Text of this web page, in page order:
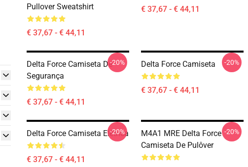
Pullover Sweatshirt
€ 37,67 - € 44,11
€ 37,67 - € 44,11
Delta Force Camiseta De
Segurança
€ 37,67 - € 44,11
-20% Delta Force Camiseta
€ 37,67 - € 44,11
-20%
Delta Force Camiseta Elétrica
€ 37,67 - € 44,11
-20%
M4A1 MRE Delta Force
Camiseta De Pulôver
-20%